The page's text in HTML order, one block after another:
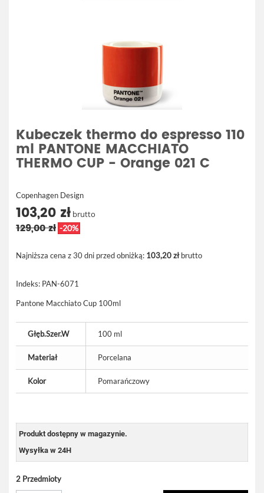
Kubeczek thermo do espresso 110
ml PANTONE MACCHIATO
THERMO CUP - Orange 021 C
Copenhagen Design
103,20 zł brutto
129,00 zł -20%
Najniższa cena z 30 dni przed obniżką: 103,20 złbrutto
Indeks: PAN-6071
Pantone Macchiato Cup 100ml
Głęb.Szer.W 100 ml
Materiał Porcelana
Kolor Pomarańczowy
Produkt dostępny w magazynie.
Wysyłka w 24H
2 Przedmioty